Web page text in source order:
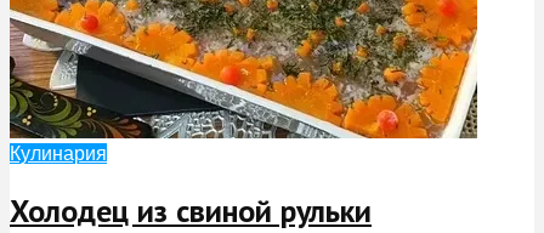
Кулинария
Холодец из свиной рульки